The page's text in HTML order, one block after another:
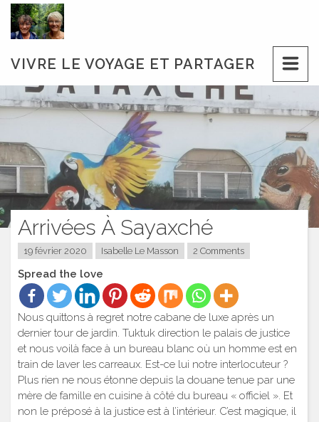
Skip
content
VIVRE LE VOYAGE ET PARTAGER
Arrivées À Sayaxché
19 février 2020 Isabelle Le Masson 2 Comments
Spread the love
Nous quittons à regret notre cabane de luxe après un
dernier tour de jardin. Tuktuk direction le palais de justice
et nous voilà face à un bureau blanc où un homme est en
train de laver les carreaux. Est-ce lui notre interlocuteur ?
Plus rien ne nous étonne depuis la douane tenue par une
mère de famille en cuisine à côté du bureau « officiel ». Et
non le préposé à la justice est à l’intérieur. C’est magique, il